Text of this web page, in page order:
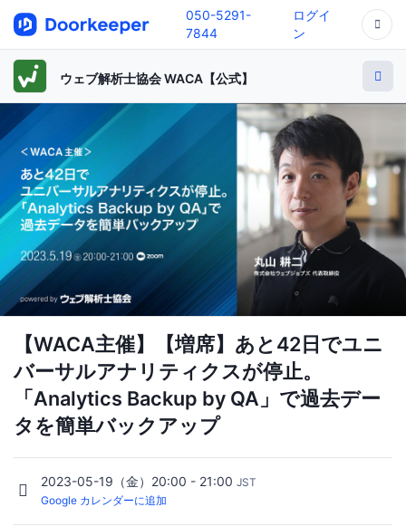
050-5291-
7844
ログイ
ン
ウェブ解析士協会 WACA【公式】
【WACA主催】【増席】あと42日でユニ
バーサルアナリティクスが停止。
「Analytics Backup by QA」で過去デー
タを簡単バックアップ
2023-05-19（金）20:00 - 21:00 JST
Google カレンダーに追加